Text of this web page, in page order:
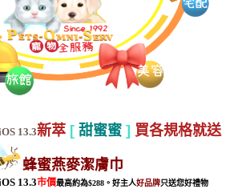
新萃 [ 甜蜜蜜 ] 買各規格就送
蜂蜜燕麥潔膚巾
市價最高約為$288。 好主人好品牌只送您好禮物